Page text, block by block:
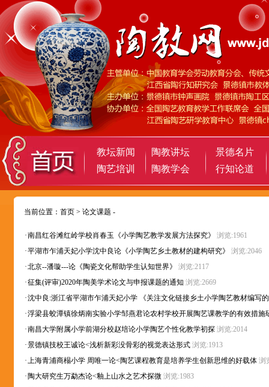
教坛新闻 陶教讲坛
景德名片
陶艺培训
陶教学会 行知论道
当前位置： 首页 > 论文课题 -
·南昌红谷滩红岭学校肖春玉《小学陶艺教学发展方法探究》
浏览:1961
·平湖市乍浦天妃小学沈中良论《小学陶艺乡土教材的建构研究》
浏览:2046
·北京--潘璇---论《陶瓷文化帮助学生认知世界》
浏览:2117
·征集(评审)2020年陶美学术论文与申报课题的通知 浏览:2669
·沈中良:浙江省平湖市乍浦天妃小学 《关注文化链接乡土小学陶艺教材编写
·浮梁县蛟潭镇徐炳南实验小学邹燕君论农村学校开展陶艺课教学的有效措施
·南昌大学附属小学前湖分校赵培论小学陶艺个性化教学初探 浏览:2014
·景德镇技校王诚论<浅析新彩没骨彩的视觉表达形式 浏览:1913
·上海青浦商榻小学 周唯一论<陶艺课程教育是培养学生创新思维的好载体 浏
· 陶大研究生万勐杰论<釉上山水之艺术探微 浏览:1983